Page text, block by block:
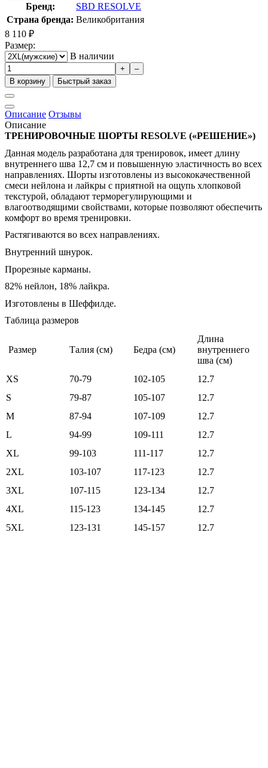
Бренд:
SBD RESOLVE
Страна бренда: Великобритания
8 110 ₽
Размер:
В наличии
+
–
В корзину
Быстрый заказ
Описание Отзывы
Описание
ТРЕНИРОВОЧНЫЕ ШОРТЫ RESOLVE («РЕШЕНИЕ»)
Данная модель разработана для тренировок, имеет длину
внутреннего шва 12,7 см и повышенную эластичность во всех
направлениях. Шорты изготовлены из высококачественной
смеси нейлона и лайкры с приятной на ощупь хлопковой
текстурой, обладают терморегулирующими и
влагоотводящими свойствами, которые позволяют обеспечить
комфорт во время тренировки.
Растягиваются во всех направлениях.
Внутренний шнурок.
Прорезные карманы.
82% нейлон, 18% лайкра.
Изготовлены в Шеффилде.
Таблица размеров
Размер Талия (см) Бедра (см)
Длина
внутреннего
шва (см)
XS
70-79 102-105
12.7
S
79-87 105-107
12.7
М
87-94 107-109
12.7
L
94-99 109-111
12.7
XL
99-103 111-117
12.7
2XL
103-107 117-123
12.7
3XL
107-115 123-134
12.7
4XL
115-123 134-145
12.7
5XL
123-131 145-157 12.7